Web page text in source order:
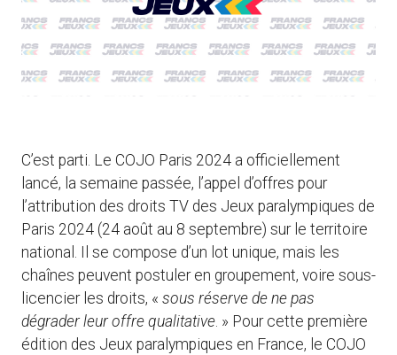
C’est parti. Le COJO Paris 2024 a officiellement
lancé, la semaine passée, l’appel d’offres pour
l’attribution des droits TV des Jeux paralympiques de
Paris 2024 (24 août au 8 septembre) sur le territoire
national. Il se compose d’un lot unique, mais les
chaînes peuvent postuler en groupement, voire sous-
licencier les droits, « sous réserve de ne pas
dégrader leur offre qualitative. » Pour cette première
édition des Jeux paralympiques en France, le COJO